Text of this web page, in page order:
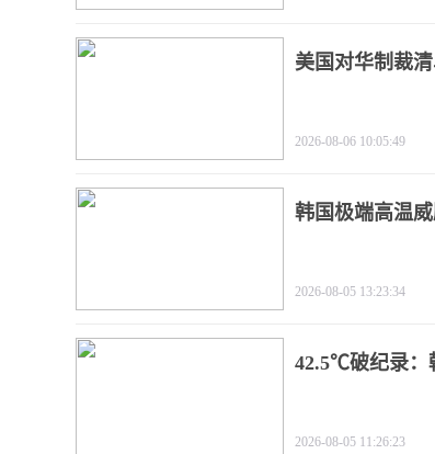
美国对华制裁
2026-08-06 10:05:49
韩国极端高温
2026-08-05 13:23:34
42.5℃破纪录：
2026-08-05 11:26:23